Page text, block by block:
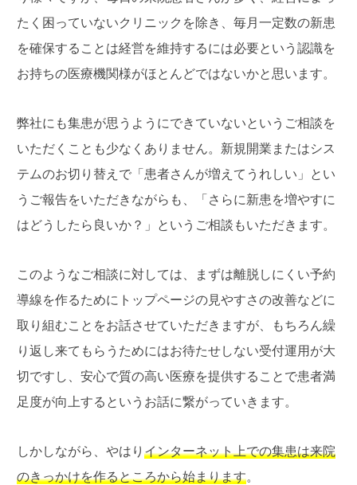
たく困っていないクリニックを除き、毎月一定数の新患
を確保することは経営を維持するには必要という認識を
お持ちの医療機関様がほとんどではないかと思います。
弊社にも集患が思うようにできていないというご相談を
いただくことも少なくありません。新規開業またはシス
テムのお切り替えで「患者さんが増えてうれしい」とい
うご報告をいただきながらも、「さらに新患を増やすに
はどうしたら良いか？」というご相談もいただきます。
このようなご相談に対しては、まずは離脱しにくい予約
導線を作るためにトップページの見やすさの改善などに
取り組むことをお話させていただきますが、もちろん繰
り返し来てもらうためにはお待たせしない受付運用が大
切ですし、安心で質の高い医療を提供することで患者満
足度が向上するというお話に繋がっていきます。
しかしながら、やはり インターネット上での集患は来院
のきっかけを作るところから始まります。